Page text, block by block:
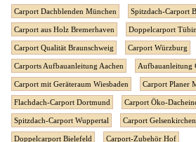
Carport Dachblenden München Spitzdach-Carport
Carport aus Holz Bremerhaven Doppelcarport
Carport Qualität Braunschweig Carport Würzburg
Carports Aufbauanleitung Aachen Aufbauanleitung
Carport mit Geräteraum Wiesbaden Carport Planer
Flachdach-Carport Dortmund Carport Öko-
Spitzdach-Carport Wuppertal Carport Gelsenkirchen
Doppelcarport Bielefeld Carport-Zubehör Hof